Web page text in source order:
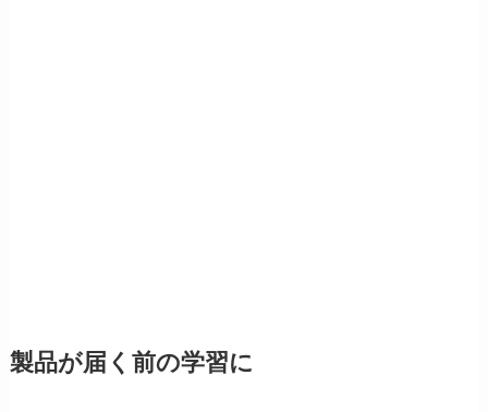
製品が届く前の学習に